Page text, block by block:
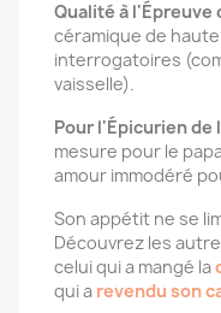
Qualité à l'Épreuve
céramique de
interrogatoires
vaisselle).
Pour l'Épicurien de
mesure pour le
amour immodéré
Son appétit ne se
Découvrez les
celui qui a mangé la
qui a revendu son